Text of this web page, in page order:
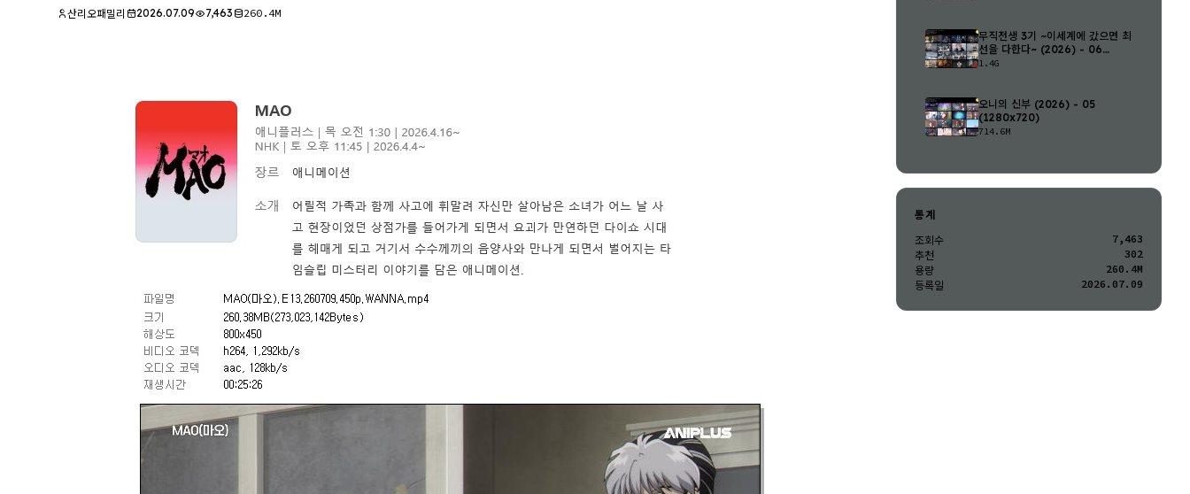
산리오패밀리 2026.07.09 7,463 260.4M
무직전생 3기 ~이세계에 갔으면 최
선을 다한다~ (2026) - 06
(1920..
1.4G
오니의 신부 (2026) - 05
(1280x720)
714.6M
통계
조회수
7,463
추천
302
용량
260.4M
등록일
2026.07.09